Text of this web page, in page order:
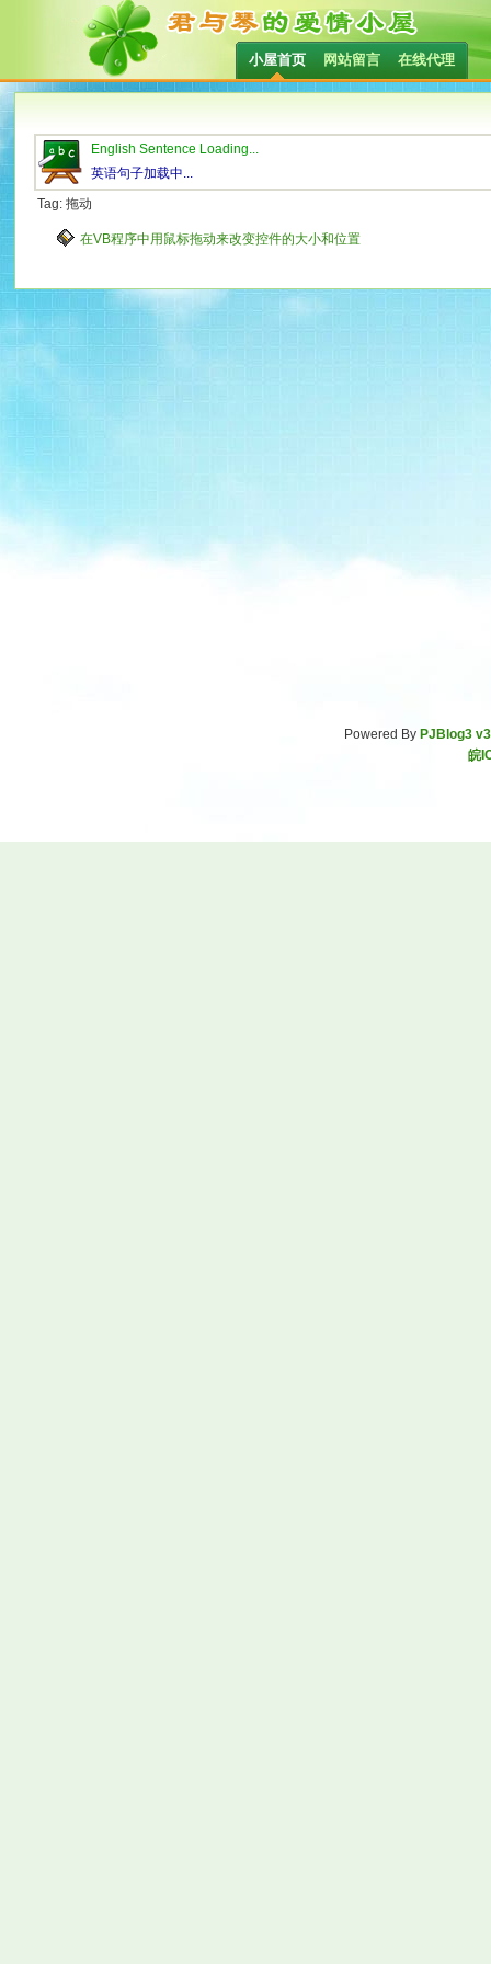
小屋首页 网站留言 在线代理
English Sentence Loading...
英语句子加载中...
Tag: 拖动
在VB程序中用鼠标拖动来改变控件的大小和位置
Powered By PJBlog3
皖